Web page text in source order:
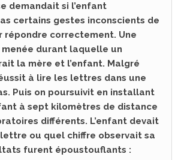
demandait si l’enfant
certains gestes inconscients de
répondre correctement. Une
durant laquelle un
la mère et l’enfant. Malgré
à lire les lettres dans une
Puis on poursuivit en installant
à sept kilomètres de distance
différents. L’enfant devait
ou quel chiffre observait sa
furent époustouflants :